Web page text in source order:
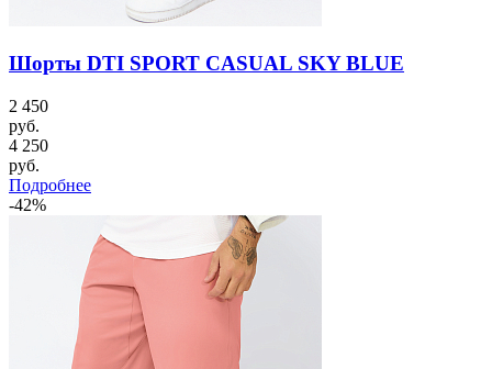
Шорты DTI SPORT CASUAL SKY BLUE
2 450
руб.
4 250
руб.
Подробнее
-42%